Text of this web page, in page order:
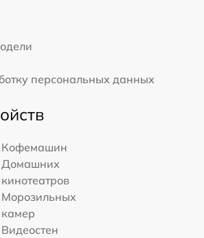
персональных данных
Кофемашин
Домашних
кинотеатров
Морозильных
камер
Видеостен